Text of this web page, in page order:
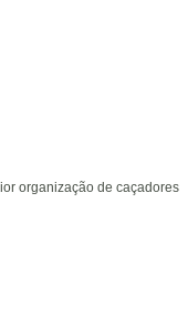
organização de caçadores